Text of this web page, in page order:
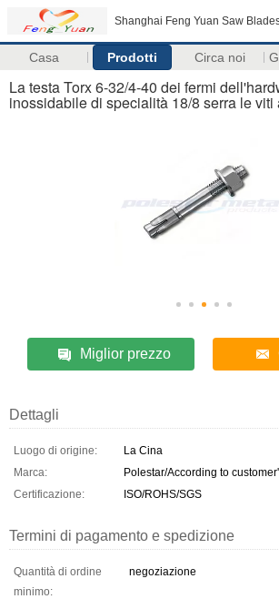
Shanghai Feng Yuan Saw
Casa Prodotti Circa noi
La testa Torx 6-32/4-40 dei fermi
inossidabile di specialità 18/8 serra le
Miglior prezzo
Dettagli
Luogo di origine:
La Cina
Marca:
Polestar/According to
Certificazione:
ISO/ROHS/SGS
Termini di pagamento e spedizione
Quantità di ordine
minimo:
negoziazione